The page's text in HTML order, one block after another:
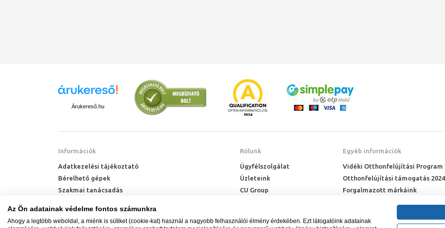
Árukereső.hu
Információk
Adatkezelési tájékoztató
Bérelhető gépek
Szakmai tanácsadás
Hőszivattyú kalkulátor
Rólunk
Ügyfélszolgálat
Üzleteink
CU Group
Egyéb információk
Vidéki Otthonfelújítási Program
Otthonfelújítási támogatás 2024
Forgalmazott márkáink
Adatkezelési kérelem
Az Ön adatainak védelme fontos számunkra
Ahogy a legtöbb weboldal, a miénk is sütiket (cookie-kat) használ a nagyobb felhasználói élmény érdekében. Ezt látogatóink adatainak